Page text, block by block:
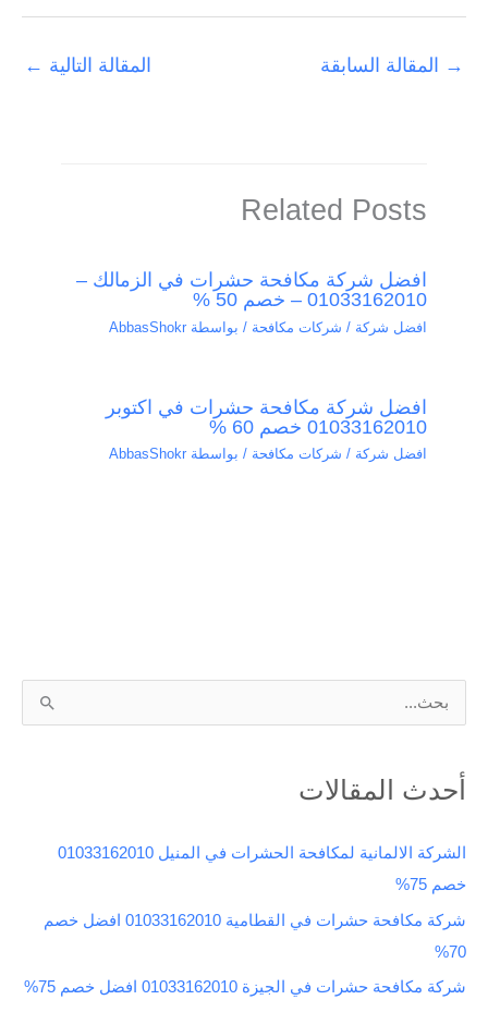
→ المقالة السابقة المقالة التالية ←
Related Posts
افضل شركة مكافحة حشرات في الزمالك –
01033162010 – خصم 50 %
افضل شركة / شركات مكافحة / بواسطة AbbasShokr
افضل شركة مكافحة حشرات في اكتوبر
01033162010 خصم 60 %
افضل شركة / شركات مكافحة / بواسطة AbbasShokr
ب
ح
:
أحدث المقالات
الشركة الالمانية لمكافحة الحشرات في المنيل 01033162010
خصم 75%
شركة مكافحة حشرات في القطامية 01033162010 افضل خصم
70%
شركة مكافحة حشرات في الجيزة 01033162010 افضل خصم 75%